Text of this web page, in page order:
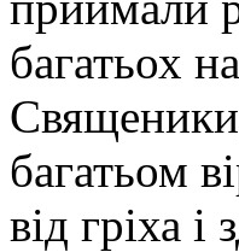
багатьох
багатьом
від гріха